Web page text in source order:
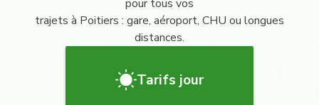
pour tous vos
trajets à Poitiers : gare, aéroport, CHU ou longues
distances.
Tarifs jour